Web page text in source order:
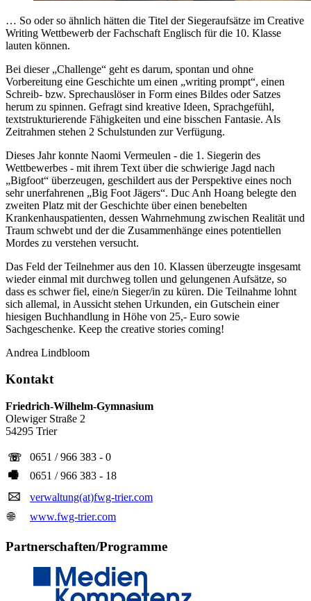
… So oder so ähnlich hätten die Titel der Siegeraufsätze im Creative
Writing Wettbewerb der Fachschaft Englisch für die 10. Klasse
lauten können.
Bei dieser „Challenge“ geht es darum, spontan und ohne
Vorbereitung eine Geschichte um einen „writing prompt“, einen
Schreib- bzw. Sprechauslöser in Form eines Bildes oder Satzes
herum zu spinnen. Gefragt sind kreative Ideen, Sprachgefühl,
textstrukturierende Fähigkeiten und eine bisschen Fantasie. Als
Zeitrahmen stehen 2 Schulstunden zur Verfügung.
Dieses Jahr konnte Naomi Vermeulen - die 1. Siegerin des
Wettbewerbes - mit ihrem Text über die schwierige Jagd nach
„Bigfoot“ überzeugen, geschildert aus der Perspektive eines noch
sehr unerfahrenen „Big Foot Jägers“. Duc Anh Hoang belegte den
zweiten Platz mit der Geschichte über einen benebelten
Krankenhauspatienten, dessen Wahrnehmung zwischen Realität und
Traum schwebt und der die Zusammenhänge eines potentiellen
Mordes zu verstehen versucht.
Das Feld der Teilnehmer aus den 10. Klassen überzeugte insgesamt
wieder einmal mit durchweg tollen und gelungenen Aufsätze, so
dass es schwer fiel, eine/n Sieger/in zu küren. Die Teilnahme lohnt
sich allemal, in Aussicht stehen Urkunden, ein Gutschein einer
hiesigen Buchhandlung in Höhe von 25,- Euro sowie
Sachgeschenke. Keep the creative stories coming!
Andrea Lindbloom
Kontakt
Friedrich-Wilhelm-Gymnasium
Olewiger Straße 2
54295 Trier
☏
0651 / 966 383 - 0
🖷
0651 / 966 383 - 18
🖂
verwaltung(at)fwg-trier.com
🌐
www.fwg-trier.com
Partnerschaften/Programme